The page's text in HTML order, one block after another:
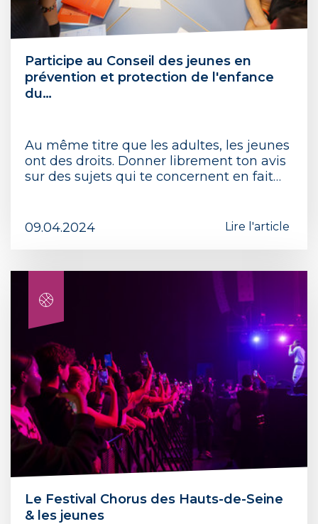
Participe au Conseil des jeunes en
prévention et protection de l'enfance
du…
Au même titre que les adultes, les jeunes
ont des droits. Donner librement ton avis
sur des sujets qui te concernent en fait…
09.04.2024 Lire l'article
Le Festival Chorus des Hauts-de-Seine
& les jeunes